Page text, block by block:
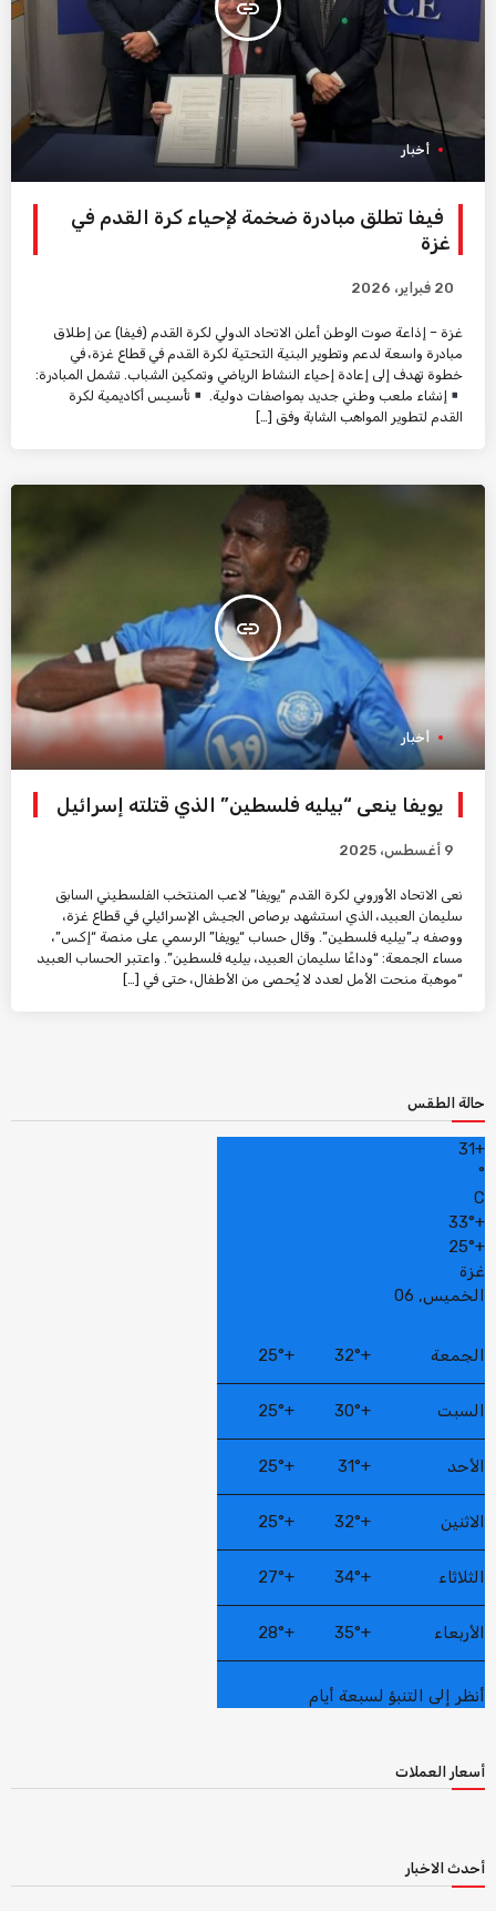
insert_link
أخبار
فيفا تطلق مبادرة ضخمة لإحياء كرة القدم في
غزة
20 فبراير، 2026
غزة – إذاعة صوت الوطن أعلن الاتحاد الدولي لكرة القدم (فيفا) عن إطلاق
مبادرة واسعة لدعم وتطوير البنية التحتية لكرة القدم في قطاع غزة، في
خطوة تهدف إلى إعادة إحياء النشاط الرياضي وتمكين الشباب. تشمل المبادرة:
إنشاء ملعب وطني جديد بمواصفات دولية.
تأسيس أكاديمية لكرة
القدم لتطوير المواهب الشابة وفق […]
insert_link
أخبار
يويفا ينعى “بيليه فلسطين” الذي قتلته إسرائيل
9 أغسطس، 2025
نعى الاتحاد الأوروبي لكرة القدم “يويفا” لاعب المنتخب الفلسطيني السابق
سليمان العبيد، الذي استشهد برصاص الجيش الإسرائيلي في قطاع غزة،
ووصفه بـ”بيليه فلسطين”. وقال حساب “يويفا” الرسمي على منصة “إكس”،
مساء الجمعة: “وداعًا سليمان العبيد، بيليه فلسطين”. واعتبر الحساب العبيد
“موهبة منحت الأمل لعدد لا يُحصى من الأطفال، حتى في […]
حالة الطقس
+
31
°
C
+
33°
+
25°
غزة
الخميس, 06
الجمعة +
32°
+
25°
السبت +
30°
+
25°
الأحد +
31°
+
25°
الاثنين +
32°
+
25°
الثلاثاء +
34°
+
27°
الأربعاء +
35°
+
28°
أنظر إلى التنبؤ لسبعة أيام
أسعار العملات
أحدث الاخبار